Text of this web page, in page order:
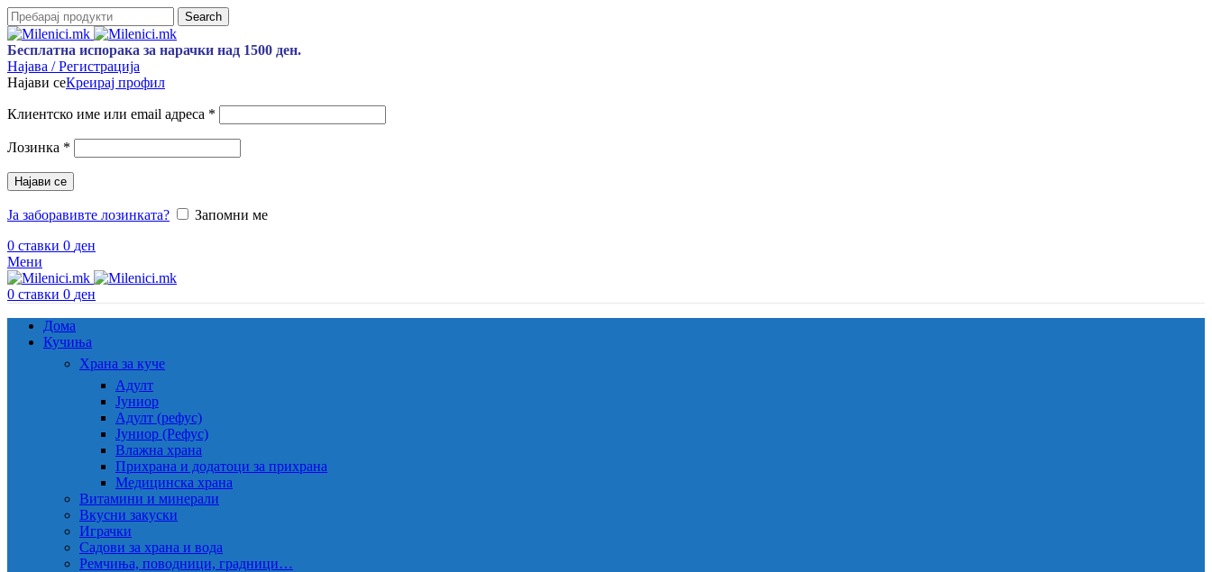
Search
Бесплатна испорака за нарачки над 1500 ден.
Најава / Регистрација
Најави сеКреирај профил
Клиентско име или email адреса *
Лозинка *
Најави се
Ја заборавивте лозинката?
Запомни ме
0 ставки 0 ден
Мени
0 ставки 0 ден
Дома
Кучиња
Храна за куче
Адулт
Јуниор
Адулт (рефус)
Јуниор (Рефус)
Влажна храна
Прихрана и додатоци за прихрана
Медицинска храна
Витамини и минерали
Вкусни закуски
Играчки
Садови за храна и вода
Ремчиња, поводници, градници…